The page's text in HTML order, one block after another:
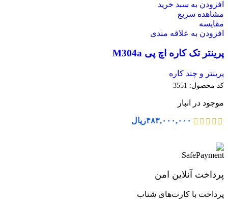
افزودن به سبد خرید
مشاهده سریع
مقایسه
افزودن به علاقه مندی
پرینتر تک کاره اچ پی M304a
پرینتر و چند کاره
کد محصول: 3551
موجود در انبار
۴۸۳,۰۰۰,۰۰۰ریال
پرداخت آنلاین امن
پرداخت با کارت‌های شتاب